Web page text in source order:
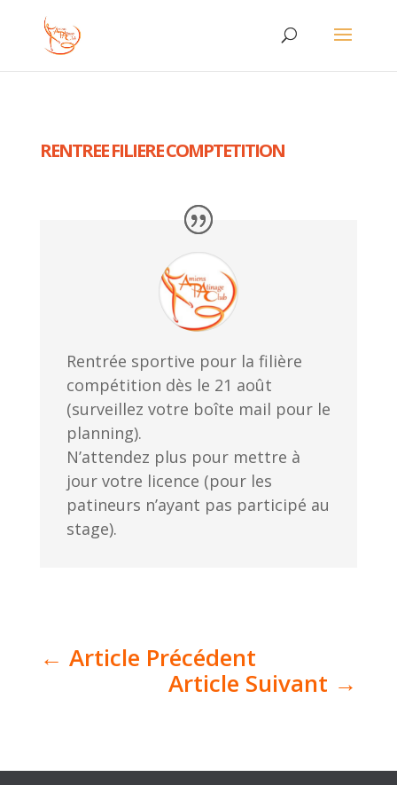
RENTREE FILIERE COMPTETITION
Rentrée sportive pour la filière
compétition dès le 21 août
(surveillez votre boîte mail pour le
planning).
N’attendez plus pour mettre à
jour votre licence (pour les
patineurs n’ayant pas participé au
stage).
← Article Précédent
Article Suivant →